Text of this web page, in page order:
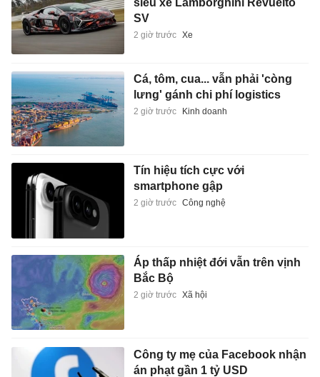
siêu xe Lamborghini Revuelto
SV
2 giờ trước Xe
Cá, tôm, cua... vẫn phải 'còng
lưng' gánh chi phí logistics
2 giờ trước Kinh doanh
Tín hiệu tích cực với
smartphone gập
2 giờ trước Công nghệ
Áp thấp nhiệt đới vẫn trên vịnh
Bắc Bộ
2 giờ trước Xã hội
Công ty mẹ của Facebook nhận
án phạt gần 1 tỷ USD